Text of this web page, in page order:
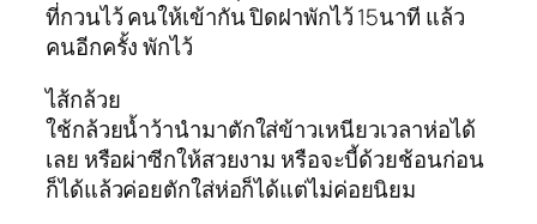
ที่กวนไว้ คนให้เข้ากัน ปิดฝาพักไว้ 15นาที แล้ว
คนอีกครั้ง พักไว้
ไส้กล้วย
ใช้กล้วยน้ำว้านำมาตักใส่ข้าวเหนียวเวลาห่อได้
เลย หรือผ่าซีกให้สวยงาม หรือจะบี้ด้วยช้อนก่อน
ก็ได้แล้วค่อยตักใส่ห่อก็ได้แต่ไม่ค่อยนิยม